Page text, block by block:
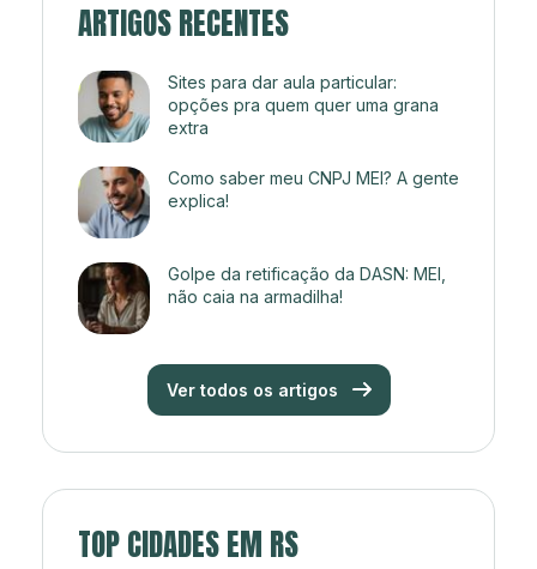
ARTIGOS RECENTES
Sites para dar aula particular:
opções pra quem quer uma grana
extra
Como saber meu CNPJ MEI? A gente
explica!
Golpe da retificação da DASN: MEI,
não caia na armadilha!
Ver todos os artigos
TOP CIDADES EM RS